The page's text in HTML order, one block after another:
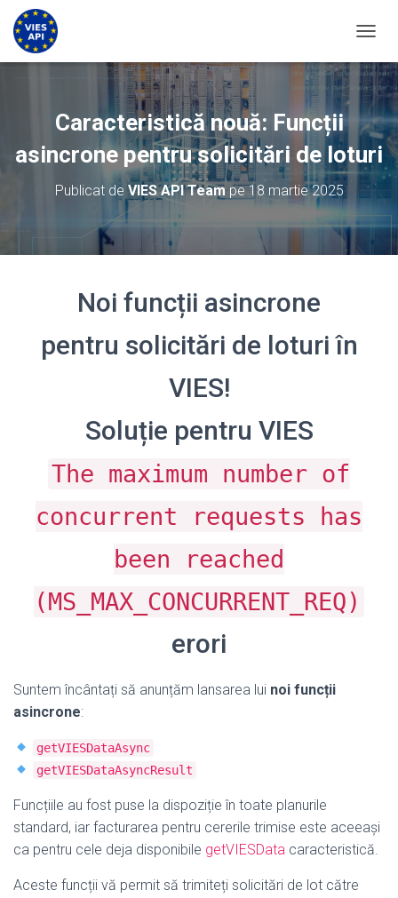
Caracteristică nouă: Funcții
asincrone pentru solicitări de loturi
Publicat deVIES API Teampe18 martie 2025
Noi funcții asincrone
pentru solicitări de loturi în
VIES!
Soluție pentru VIES
The maximum number of
concurrent requests has
been reached
(MS_MAX_CONCURRENT_REQ)
erori
Suntem încântați să anunțăm lansarea lui noi funcții
asincrone:
getVIESDataAsync
getVIESDataAsyncResult
Funcțiile au fost puse la dispoziție în toate planurile
standard, iar facturarea pentru cererile trimise este aceeași
ca pentru cele deja disponibile getVIESData caracteristică.
Aceste funcții vă permit să trimiteți solicitări de lot către